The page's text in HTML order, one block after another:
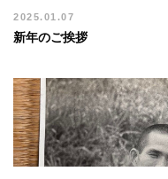
2025.01.07
新年のご挨拶